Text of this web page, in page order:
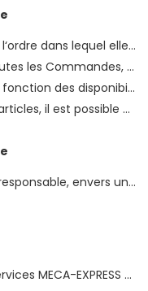
Les Commandes sont traitées dans l‘ordre dans lequel elles sont effectivement reçues.
stocks disponibles chez ses fournisseurs.
et pourront être effectuées de manière globale ou partielle.
chacun des articles dans des colis séparés.
MECA-EXPRESS ne pourra être tenu responsable, envers un Client ou un tiers, d‘aucun dommage indirect, d‘aucune perte de profit ou de chiffre d‘affaires ou d‘aucune perte de données survenue de quelque manière que ce soit, même si ce dommage, cette perte ou ce préjudice était prévisible par MECA-EXPRESS, ou si son éventualité avait été portée à son attention
La validation du paiement par les Services MECA-EXPRESS permet l‘expédition des colis soit au domicile du Client soit au magasin d‘enlèvement soit au garage partenaire choisi par ce dernier.